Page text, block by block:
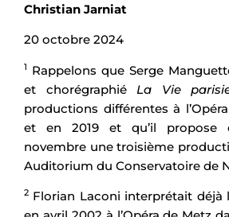
Christian Jarniat
20 octobre 2024
1 Rappelons que Serge
et chorégraphié La Vie
productions différentes à
et en 2019 et qu’il
novembre une troisième
Auditorium du Conservatoire de
2 Florian Laconi interprétait déjà